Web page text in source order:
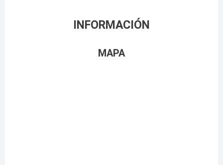
INFORMACIÓN
MAPA